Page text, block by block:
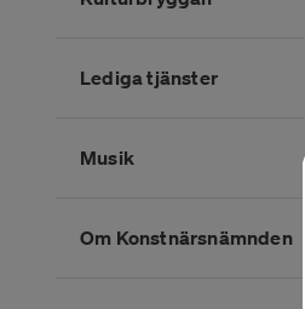
Lediga tjänster
Musik
Om Konstnärsnämnden